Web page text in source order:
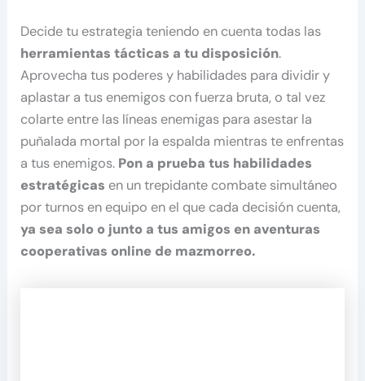
Decide tu estrategia teniendo en cuenta todas las
herramientas tácticas a tu disposición.
Aprovecha tus poderes y habilidades para dividir y
aplastar a tus enemigos con fuerza bruta, o tal vez
colarte entre las líneas enemigas para asestar la
puñalada mortal por la espalda mientras te enfrentas
a tus enemigos. Pon a prueba tus habilidades
estratégicas en un trepidante combate simultáneo
por turnos en equipo en el que cada decisión cuenta,
ya sea solo o junto a tus amigos en aventuras
cooperativas online de mazmorreo.